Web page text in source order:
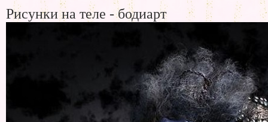
Рисунки на теле - бодиарт